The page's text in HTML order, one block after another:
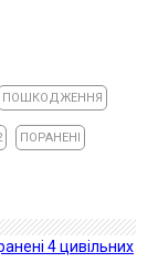
ПОШКОДЖЕННЯ
ПОРАНЕНІ
4 цивільних